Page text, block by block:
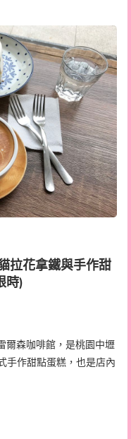
拉花拿鐵與手作甜
時)
爾森咖啡館，是桃園中壢
手作甜點蛋糕，也是店內